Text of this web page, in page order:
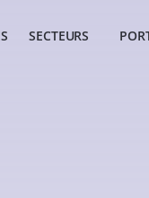
SECTEURS